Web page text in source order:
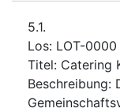
5.1.
Los: LOT-0000
Titel: Catering
Beschreibung: